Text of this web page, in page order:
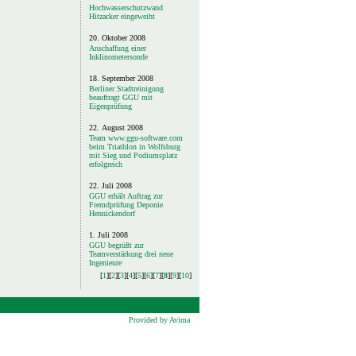
Hochwasserschutzwand
Hitzacker eingeweiht
20. Oktober 2008
Anschaffung einer
Inklinometersonde
18. September 2008
Berliner Stadtreinigung
beauftragt GGU mit
Eigenprüfung
22. August 2008
Team www.ggu-software.com
beim Triathlon in Wolfsburg
mit Sieg und Podiumsplatz
erfolgreich
22. Juli 2008
GGU erhält Auftrag zur
Fremdprüfung Deponie
Hennickendorf
1. Juli 2008
GGU begrüßt zur
Teamverstärkung drei neue
Ingenieure
[1]​[2]​[3]​[4]​[5]​[6]​[7]​[8]​[9]​[10]​
Provided by Avima